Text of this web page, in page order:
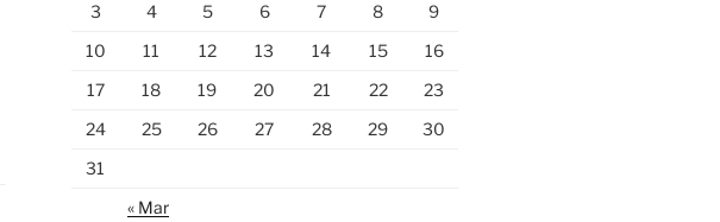
3
4 5 6 7 8
9
10
11 12 13 14 15
16
17
18 19 20 21 22
23
24
25 26 27 28 29
30
31
« Mar